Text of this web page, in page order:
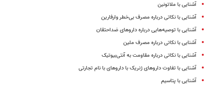
آشنایی با ملاتونین
آشنایی با نکاتی درباره مصرف بی‌خطر وارفارین
آشنایی با توصیه‌هایی درباره داروهای ضداحتقان
آشنایی با نکاتی درباره مصرف ملین
آشنایی با نکاتی درباره مقاومت به آنتی‌بیوتیک
آشنایی با تفاوت داروهای ژنریک با داروهای با نام تجارتی
آشنایی با پتاسیم